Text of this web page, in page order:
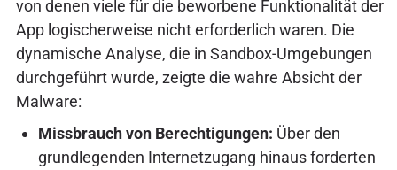
von denen viele für die beworbene Funktionalität der
App logischerweise nicht erforderlich waren. Die
dynamische Analyse, die in Sandbox-Umgebungen
durchgeführt wurde, zeigte die wahre Absicht der
Malware:
Missbrauch von Berechtigungen: Über den
grundlegenden Internetzugang hinaus forderten